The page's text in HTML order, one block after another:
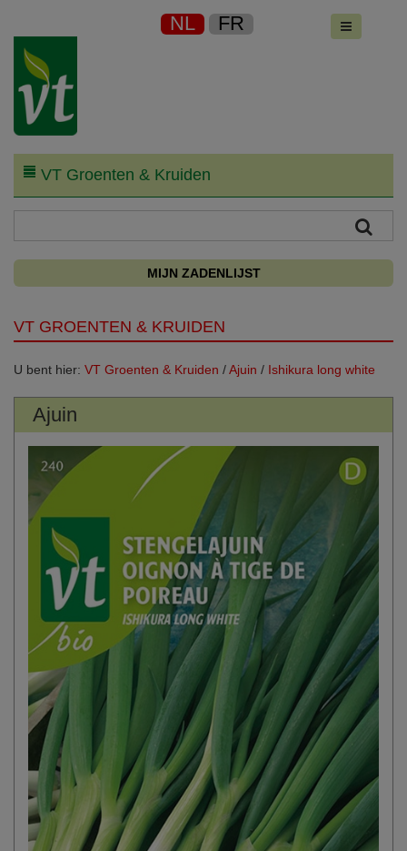
NL FR
VT Groenten & Kruiden
MIJN ZADENLIJST
VT GROENTEN & KRUIDEN
U bent hier: VT Groenten & Kruiden /Ajuin / Ishikura long white
Ajuin